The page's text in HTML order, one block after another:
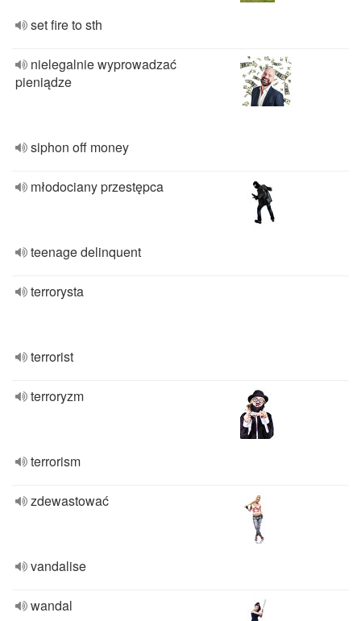
set fire to sth
nielegalnie wyprowadzać
pieniądze
siphon off money
młodociany przestępca
teenage delinquent
terrorysta
terrorist
terroryzm
terrorism
zdewastować
vandalise
wandal